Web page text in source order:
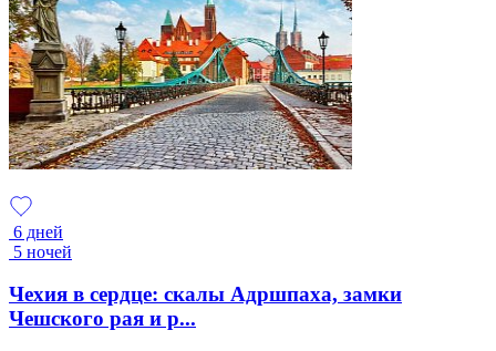
6 дней
5 ночей
Чехия в сердце: скалы Адршпаха, замки
Чешского рая и р...